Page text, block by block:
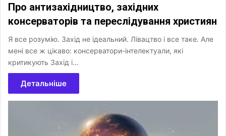
Про антизахідництво, західних
консерваторів та переслідування християн
Я все розумію. Захід не ідеальний. Лівацтво і все таке. Але
мені все ж цікаво: консерватори-інтелектуали, які
критикують Захід і…
Детальніше